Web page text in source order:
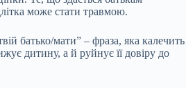
може стати травмою.
батько/мати” – фраза, яка калечить
дитину, а й руйнує її довіру до